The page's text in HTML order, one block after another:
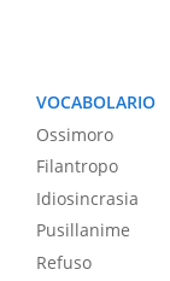
VOCABOLARIO
Ossimoro
Filantropo
Idiosincrasia
Pusillanime
Refuso